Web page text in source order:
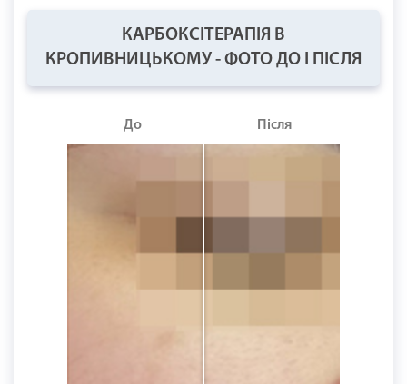
КАРБОКСІТЕРАПІЯ В
КРОПИВНИЦЬКОМУ - ФОТО ДО І ПІСЛЯ
До Після